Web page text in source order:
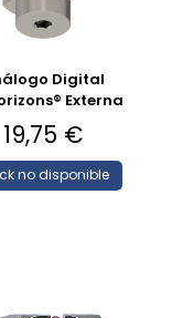
Digital
Externa
19,75 €
no disponible